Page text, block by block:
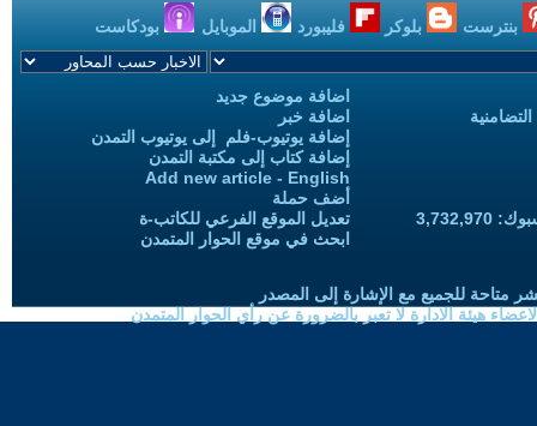
بنترست بلوكر فليبورد الموبايل بودكاست
اضافة موضوع جديد
اضافة خبر
إضافة يوتيوب-فلم إلى يوتيوب التمدن
إضافة كتاب إلى مكتبة التمدن
Add new article - English
أضف حملة
تعديل الموقع الفرعي للكاتب-ة
ابحث في موقع الحوار المتمدن
متاحة للجميع مع الإشارة إلى المصدر
هيئة الادارة لا تعبر بالضرورة عن رأي الحوار المتمدن